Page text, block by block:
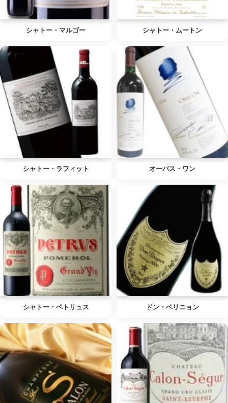
シャトー・マルゴー シャトー・ムートン
シャトー・ラフィット オーパス・ワン
シャトー・ペトリュス ドン・ペリニョン